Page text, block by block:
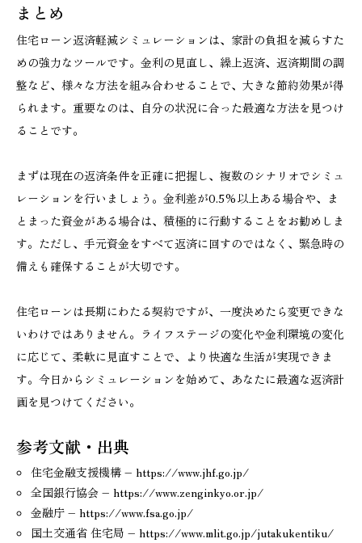
まとめ
住宅ローン返済軽減シミュレーションは、家計の負担を減らすた
めの強力なツールです。金利の見直し、繰上返済、返済期間の調
整など、様々な方法を組み合わせることで、大きな節約効果が得
られます。重要なのは、自分の状況に合った最適な方法を見つけ
ることです。
まずは現在の返済条件を正確に把握し、複数のシナリオでシミュ
レーションを行いましょう。金利差が0.5%以上ある場合や、ま
とまった資金がある場合は、積極的に行動することをお勧めしま
す。ただし、手元資金をすべて返済に回すのではなく、緊急時の
備えも確保することが大切です。
住宅ローンは長期にわたる契約ですが、一度決めたら変更できな
いわけではありません。ライフステージの変化や金利環境の変化
に応じて、柔軟に見直すことで、より快適な生活が実現できま
す。今日からシミュレーションを始めて、あなたに最適な返済計
画を見つけてください。
参考文献・出典
住宅金融支援機構 – https://www.jhf.go.jp/
全国銀行協会 – https://www.zenginkyo.or.jp/
金融庁 – https://www.fsa.go.jp/
国土交通省 住宅局 – https://www.mlit.go.jp/jutakukentiku/